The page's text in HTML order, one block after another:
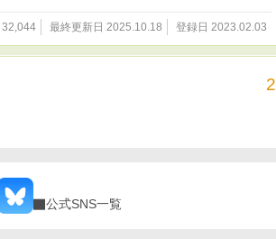
32,044 最終更新日 2025.10.18 登録日 2023.02.03
2
公式SNS一覧